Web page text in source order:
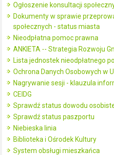
Ogłoszenie konsultacji
Dokumenty w sprawie
społecznych - status miasta
Nieodpłatna pomoc prawna
ANKIETA -- Strategia Rozwoju
Lista jednostek nieodpłatnego
Ochrona Danych Osobowych w
Nagrywanie sesji - klauzula
CEIDG
Sprawdź status dowodu
Sprawdź status paszportu
Niebieska linia
Biblioteka i Ośrodek Kultury
System obsługi mieszkańca